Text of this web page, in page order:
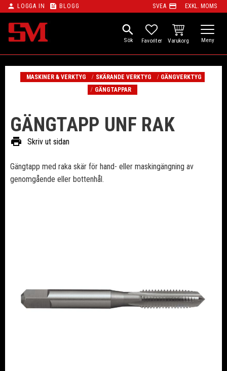
Meny
person LOGGA IN feed BLOGG SVEA payment EXKL. MOMS
search
FAVORITER
KUNDVAGN
MASKINER & VERKTYG SKÄRANDE VERKTYG
GÄNGVERKTYG
GÄNGTAPPAR
GÄNGTAPP UNF RAK
print Skriv ut sidan
Gängtapp med raka skär för hand- eller maskingängning av
genomgående eller bottenhål.